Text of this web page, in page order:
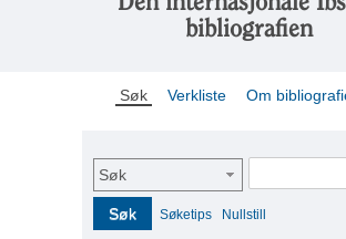
bibliografien
Søk Verkliste Om
Søk
Søk Søketips Nullstill